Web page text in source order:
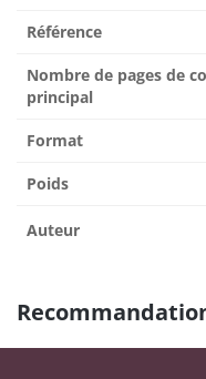
Référence
Nombre de pages de
principal
Format
Poids
Auteur